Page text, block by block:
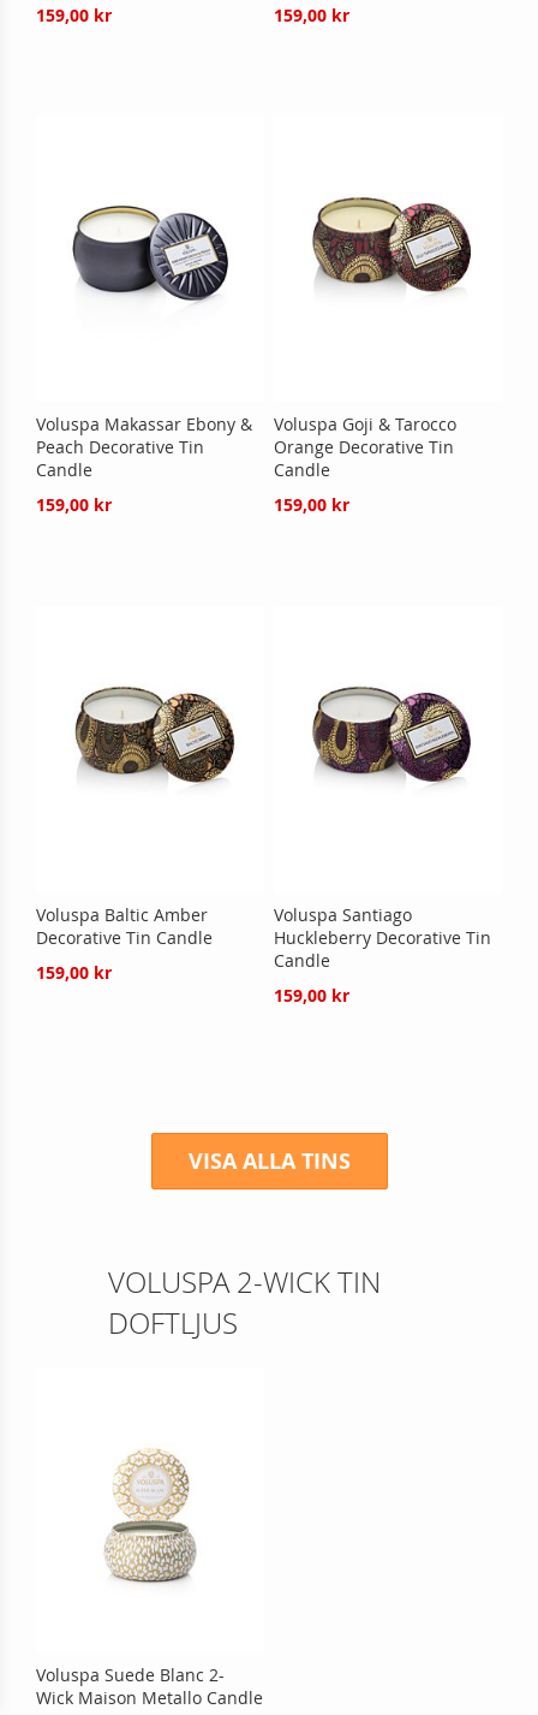
159,00 kr
159,00 kr
Voluspa Makassar Ebony &
Peach Decorative Tin
Candle
159,00 kr
Voluspa Goji & Tarocco
Orange Decorative Tin
Candle
159,00 kr
Voluspa Baltic Amber
Decorative Tin Candle
159,00 kr
Voluspa Santiago
Huckleberry Decorative Tin
Candle
159,00 kr
VISA ALLA TINS
VOLUSPA 2-WICK TIN
DOFTLJUS
Voluspa Suede Blanc 2-
Wick Maison Metallo Candle